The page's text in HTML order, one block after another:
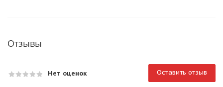
Отзывы
Нет оценок Оставить отзыв